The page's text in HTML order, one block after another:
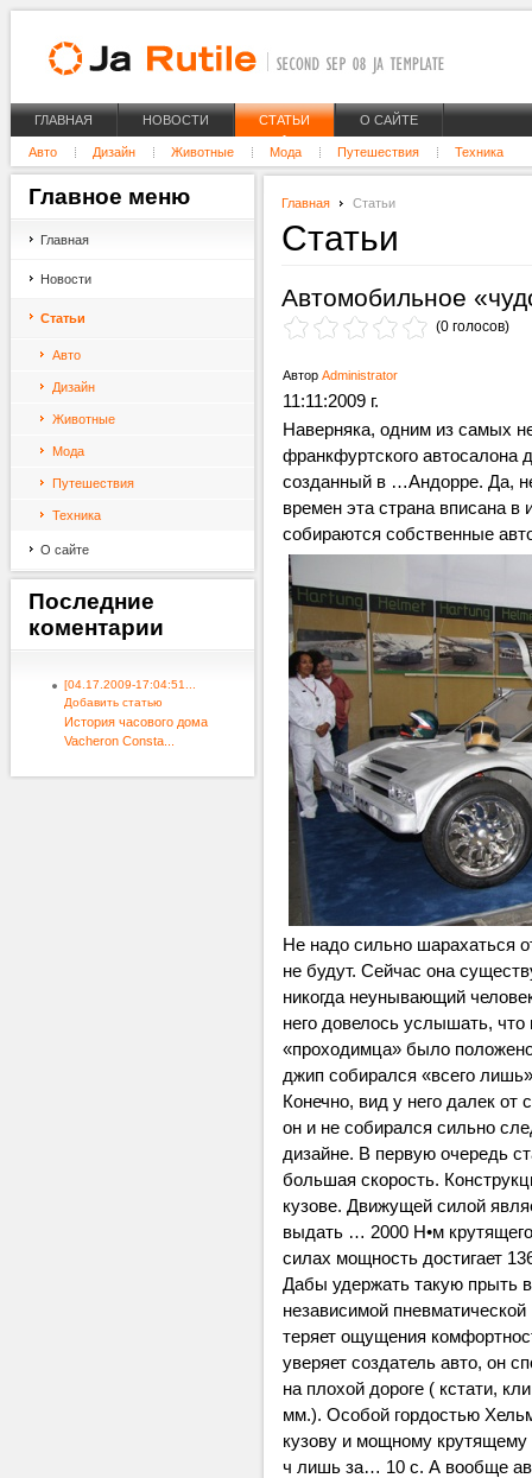
ГЛАВНАЯ НОВОСТИ СТАТЬИ О САЙТЕ
Авто Дизайн Животные Мода Путешествия Техника
Главная Статьи
Статьи
Автомобильное
(0 голосов)
Автор Administrator
11:11:2009 г.
Наверняка, одним из самых
франкфуртского автосалона
созданный в …Андорре. Да,
времен эта страна вписана в
собираются собственные
Не надо сильно шарахаться
не будут. Сейчас она
никогда неунывающий
него довелось услышать,
«проходимца» было
джип собирался «всего
Конечно, вид у него далек от
он и не собирался сильно
дизайне. В первую очередь
большая скорость.
кузове. Движущей силой
выдать … 2000 Н•м
силах мощность достигает
Дабы удержать такую прыть
независимой
теряет ощущения
уверяет создатель авто, он
на плохой дороге ( кстати,
мм.). Особой гордостью
кузову и мощному крутящему
ч лишь за… 10 с. А вообще
Главное меню
Главная
Новости
Статьи
Авто
Дизайн
Животные
Мода
Путешествия
Техника
О сайте
Последние
коментарии
[04.17.2009-17:04:51...
Добавить статью
История часового дома
Vacheron Consta...